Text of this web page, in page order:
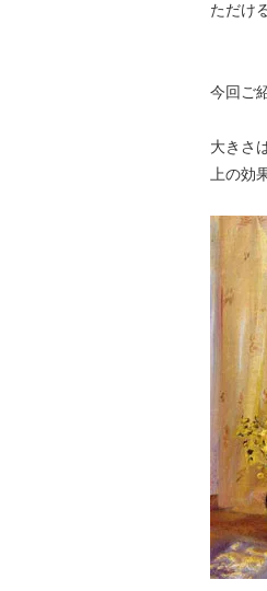
ただけ
今回ご
大きさ
上の効